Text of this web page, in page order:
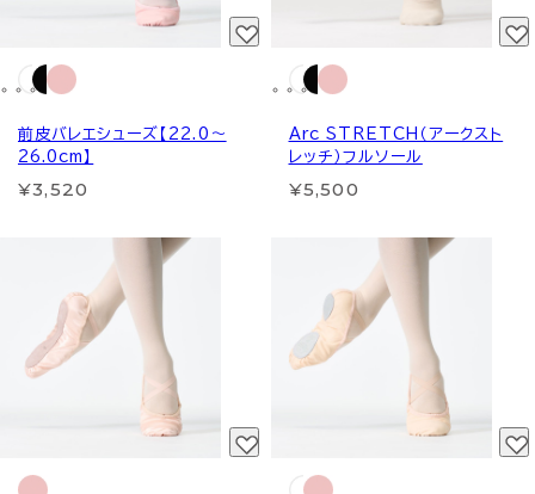
前皮バレエシューズ【22.0～
26.0cm】
¥3,520
Arc STRETCH（アークスト
レッチ）フルソール
¥5,500